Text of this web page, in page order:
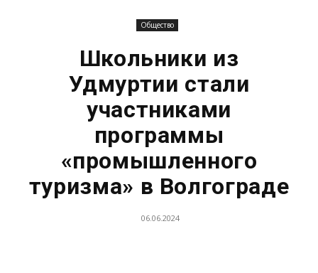
Общество
Школьники из
Удмуртии стали
участниками
программы
«промышленного
туризма» в Волгограде
06.06.2024